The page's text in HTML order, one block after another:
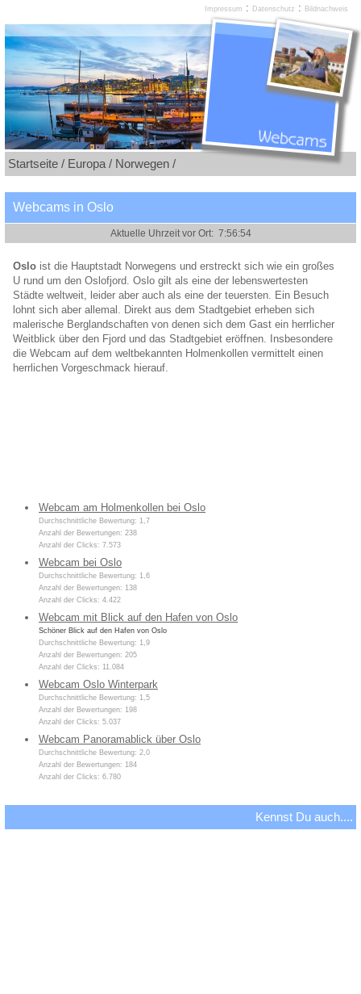
Startseite / Europa / Norwegen /
Webcams in Oslo
Oslo ist die Hauptstadt Norwegens und erstreckt sich wie ein großes
U rund um den Oslofjord. Oslo gilt als eine der lebenswertesten
Städte weltweit, leider aber auch als eine der teuersten. Ein Besuch
lohnt sich aber allemal. Direkt aus dem Stadtgebiet erheben sich
malerische Berglandschaften von denen sich dem Gast ein herrlicher
Weitblick über den Fjord und das Stadtgebiet eröffnen. Insbesondere
die Webcam auf dem weltbekannten Holmenkollen vermittelt einen
herrlichen Vorgeschmack hierauf.
Webcam am Holmenkollen bei Oslo
Durchschnittliche Bewertung: 1,7
Anzahl der Bewertungen: 238
Anzahl der Clicks: 7.573
Webcam bei Oslo
Durchschnittliche Bewertung: 1,6
Anzahl der Bewertungen: 138
Anzahl der Clicks: 4.422
Webcam mit Blick auf den Hafen von Oslo
Schöner Blick auf den Hafen von Oslo
Durchschnittliche Bewertung: 1,9
Anzahl der Bewertungen: 205
Anzahl der Clicks: 11.084
Webcam Oslo Winterpark
Durchschnittliche Bewertung: 1,5
Anzahl der Bewertungen: 198
Anzahl der Clicks: 5.037
Webcam Panoramablick über Oslo
Durchschnittliche Bewertung: 2,0
Anzahl der Bewertungen: 184
Anzahl der Clicks: 6.780
Kennst Du auch....
Impressum : Datenschutz : Bildnachweis